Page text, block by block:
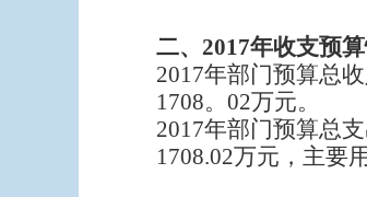
二、2017年收支预
2017年部门预算总
2017年部门预算总
1708.02万元，主要